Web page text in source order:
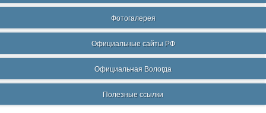
Фотогалерея
Официальные сайты РФ
Официальная Вологда
Полезные ссылки